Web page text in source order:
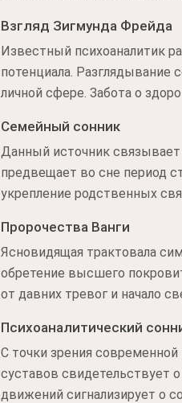
Взгляд Зигмунда Фрейда
Известный психоаналитик
потенциала. Разглядывание
личной сфере. Забота о
Семейный сонник
Данный источник
предвещает во сне период
укрепление родственных
Пророчества Ванги
Ясновидящая трактовала
обретение высшего
от давних тревог и начало
Психоаналитический
С точки зрения современной
суставов свидетельствует
движений сигнализирует о